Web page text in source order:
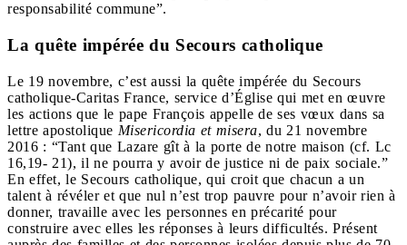
responsabilité commune”.
La quête impérée du Secours catholique
Le 19 novembre, c’est aussi la quête impérée du Secours
catholique-Caritas France, service d’Église qui met en œuvre
les actions que le pape François appelle de ses vœux dans sa
lettre apostolique Misericordia et misera, du 21 novembre
2016 : “Tant que Lazare gît à la porte de notre maison (cf. Lc
16,19- 21), il ne pourra y avoir de justice ni de paix sociale.”
En effet, le Secours catholique, qui croit que chacun a un
talent à révéler et que nul n’est trop pauvre pour n’avoir rien à
donner, travaille avec les personnes en précarité pour
construire avec elles les réponses à leurs difficultés. Présent